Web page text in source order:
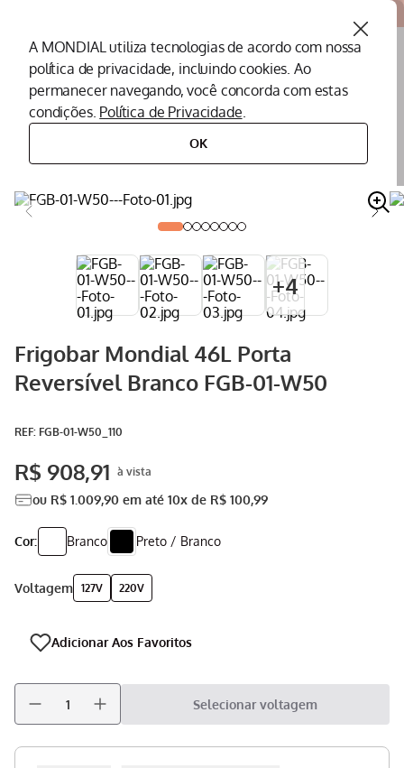
A MONDIAL utiliza tecnologias de acordo com nossa
política de privacidade, incluindo cookies. Ao
permanecer navegando, você concorda com estas
condições. Política de Privacidade.
OK
O que você procura?
frigobar
+4
Frigobar Mondial 46L Porta
Reversível Branco FGB-01-W50
: FGB-01-W50_110
R$ 908,91
ou R$ 1 009,90 em até 10x de R$ 100,99
Cor: Branco Preto / Branco
voltagem 127V 220V
Selecionar voltagem
2º Air Fryer
Assistencia Tecnica
Liquidificador
7º Panificadora
9º Aspirador
10 ºMultiprocessador